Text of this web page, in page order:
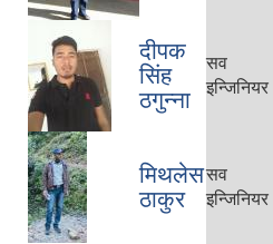
दीपक
सिंह
ठगुन्ना
सव
इन्जिनियर
मिथलेस
ठाकुर
सव
इन्जिनियर